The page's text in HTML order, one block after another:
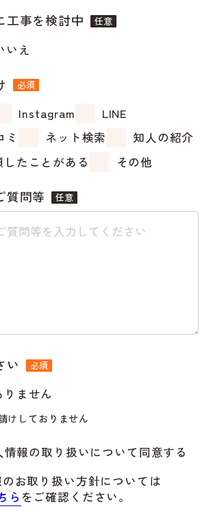
工事を検討中 任意
いえ
必須
Instagram
LINE
ミ
ネット検索
知人の紹介
たことがある
その他
質問等 任意
い 必須
ません
けしておりません
情報の取り扱いについて同意する
お取り扱い方針については
ら をご確認ください。